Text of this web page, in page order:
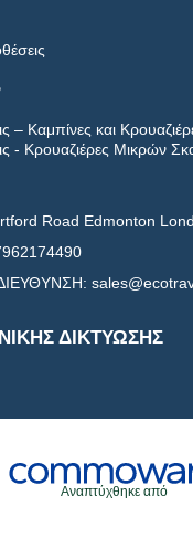
– Καμπίνες και
- Κρουαζιέρες Μικρών
Road Edmonton
ΔΙΚΤΥΩΣΗΣ
Αναπτύχθηκε από